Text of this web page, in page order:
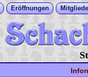
Eröffnungen